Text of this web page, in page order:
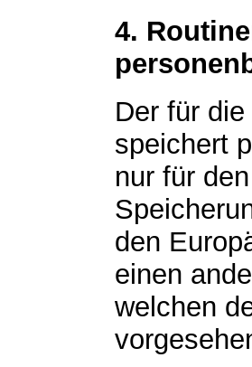
4.
Der für
speichert
nur für
den
einen
welchen